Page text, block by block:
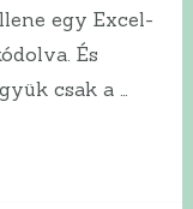
egy Excel-
És
csak a …